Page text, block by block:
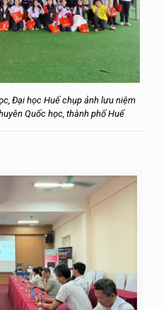
Đại học Huế chụp ảnh lưu niệm
Quốc học, thành phố Huế